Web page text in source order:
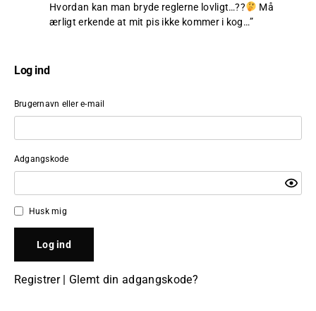
Hvordan kan man bryde reglerne lovligt…??
Må
ærligt erkende at mit pis ikke kommer i kog…”
Log ind
Brugernavn eller e-mail
Adgangskode
Husk mig
Registrer| Glemt din adgangskode?